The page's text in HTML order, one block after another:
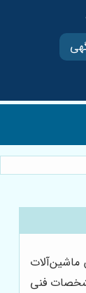
ماشین‌آلات
فنی